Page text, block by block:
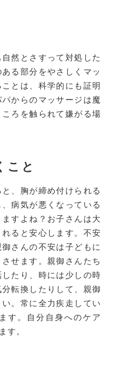
然とさすって対処した
る部分をやさしくマッ
とは、科学的にも証明
からのマッサージは魔
ろを触られて嫌がる場
こと
、胸が締め付けられる
病気が悪くなっている
すよね？お子さんは大
ると安心します。不安
さんの不安は子どもに
せます。親御さんたち
たり、時には少しの時
転換したりして、親御
。常に全力疾走してい
す。自分自身へのケア
す。